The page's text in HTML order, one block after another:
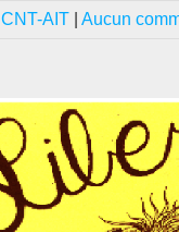
CNT-AIT Aucun